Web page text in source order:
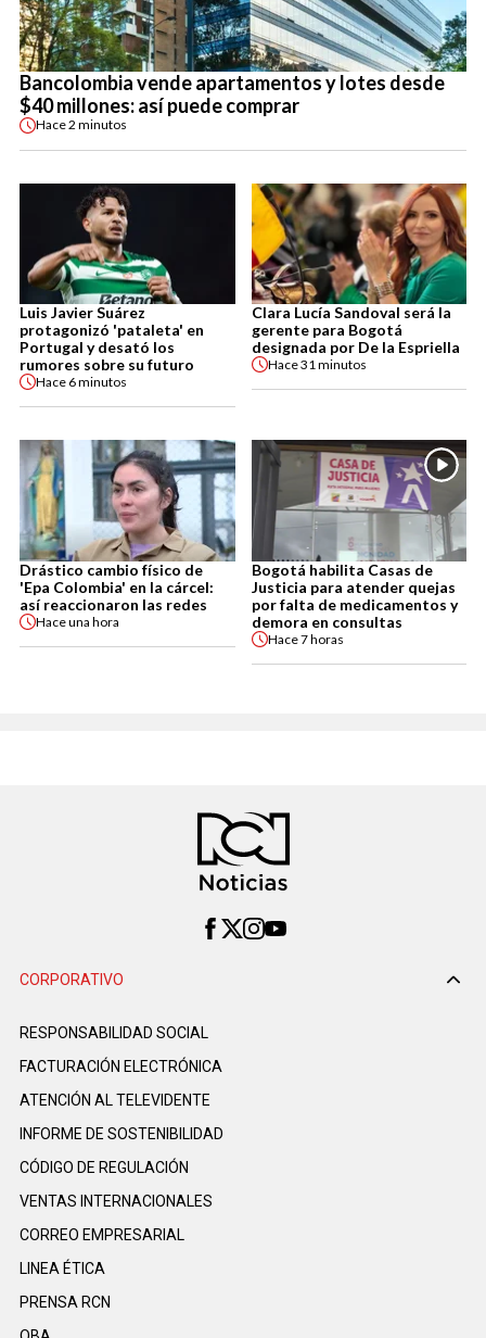
Bancolombia vende apartamentos y lotes desde
$40 millones: así puede comprar
Hace2 minutos
Luis Javier Suárez
protagonizó 'pataleta' en
Portugal y desató los
rumores sobre su futuro
Hace 6 minutos
Clara Lucía Sandoval será la
gerente para Bogotá
designada por De la Espriella
Hace31 minutos
Drástico cambio físico de
'Epa Colombia' en la cárcel:
así reaccionaron las redes
Haceuna hora
Bogotá habilita Casas de
Justicia para atender quejas
por falta de medicamentos y
demora en consultas
Hace7 horas
CORPORATIVO
RESPONSABILIDAD SOCIAL
FACTURACIÓN ELECTRÓNICA
ATENCIÓN AL TELEVIDENTE
INFORME DE SOSTENIBILIDAD
CÓDIGO DE REGULACIÓN
VENTAS INTERNACIONALES
CORREO EMPRESARIAL
LINEA ÉTICA
PRENSA RCN